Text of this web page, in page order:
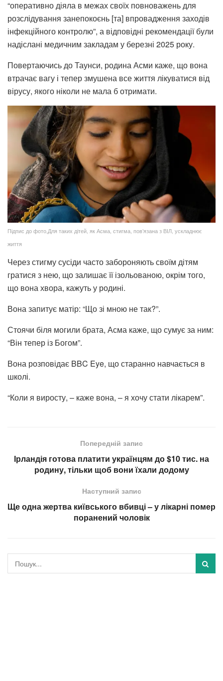
“оперативно діяла в межах своїх повноважень для
розслідування занепокоєнь [та] впровадження заходів
інфекційного контролю”, а відповідні рекомендації були
надіслані медичним закладам у березні 2025 року.
Повертаючись до Таунси, родина Асми каже, що вона
втрачає вагу і тепер змушена все життя лікуватися від
вірусу, якого ніколи не мала б отримати.
Підпис до фото,Для таких дітей, як Асма, стигма, пов’язана з ВІЛ, ускладнює
життя
Через стигму сусіди часто забороняють своїм дітям
гратися з нею, що залишає її ізольованою, окрім того,
що вона хвора, кажуть у родині.
Вона запитує матір: “Що зі мною не так?”.
Стоячи біля могили брата, Асма каже, що сумує за ним:
“Він тепер із Богом”.
Вона розповідає BBC Eye, що старанно навчається в
школі.
“Коли я виросту, – каже вона, – я хочу стати лікарем”.
Попередній запис
Ірландія готова платити українцям до $10 тис. на
родину, тільки щоб вони їхали додому
Наступний запис
Ще одна жертва київського вбивці – у лікарні помер
поранений чоловік